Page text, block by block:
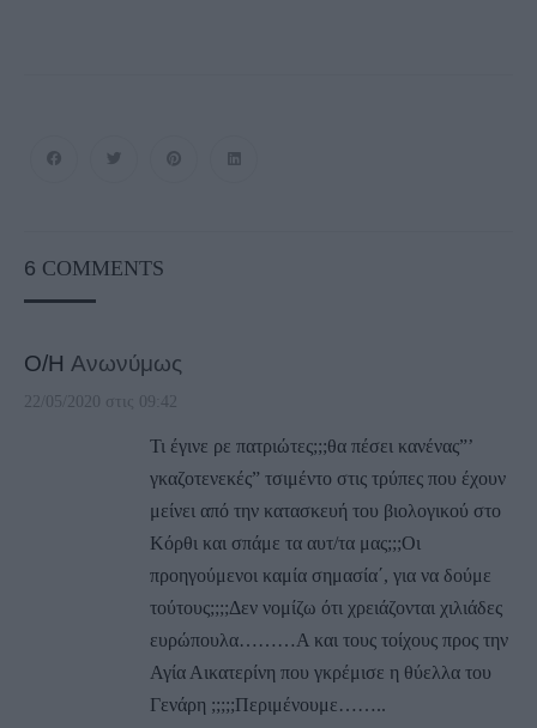
6 COMMENTS
Ο/Η Ανωνύμως
22/05/2020 στις 09:42
Τι έγινε ρε πατριώτες;;;θα πέσει κανένας”’
γκαζοτενεκές” τσιμέντο στις τρύπες που έχουν
μείνει από την κατασκευή του βιολογικού στο
Κόρθι και σπάμε τα αυτ/τα μας;;;Οι
προηγούμενοι καμία σημασία΄, για να δούμε
τούτους;;;;Δεν νομίζω ότι χρειάζονται χιλιάδες
ευρώπουλα………Α και τους τοίχους προς την
Αγία Αικατερίνη που γκρέμισε η θύελλα του
Γενάρη ;;;;;Περιμένουμε……..